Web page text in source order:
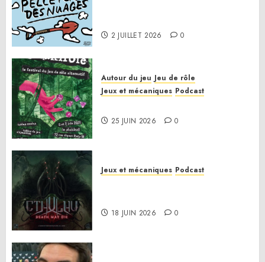
2 JUILLET 2026 0
Autour du jeu Jeu de rôle
Jeux et mécaniques Podcast
25 JUIN 2026 0
Jeux et mécaniques Podcast
18 JUIN 2026 0